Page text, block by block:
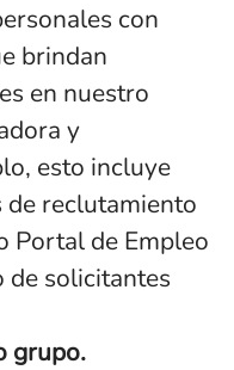
con
brindan
en nuestro
y
esto incluye
de reclutamiento
Portal de Empleo
de solicitantes
grupo.